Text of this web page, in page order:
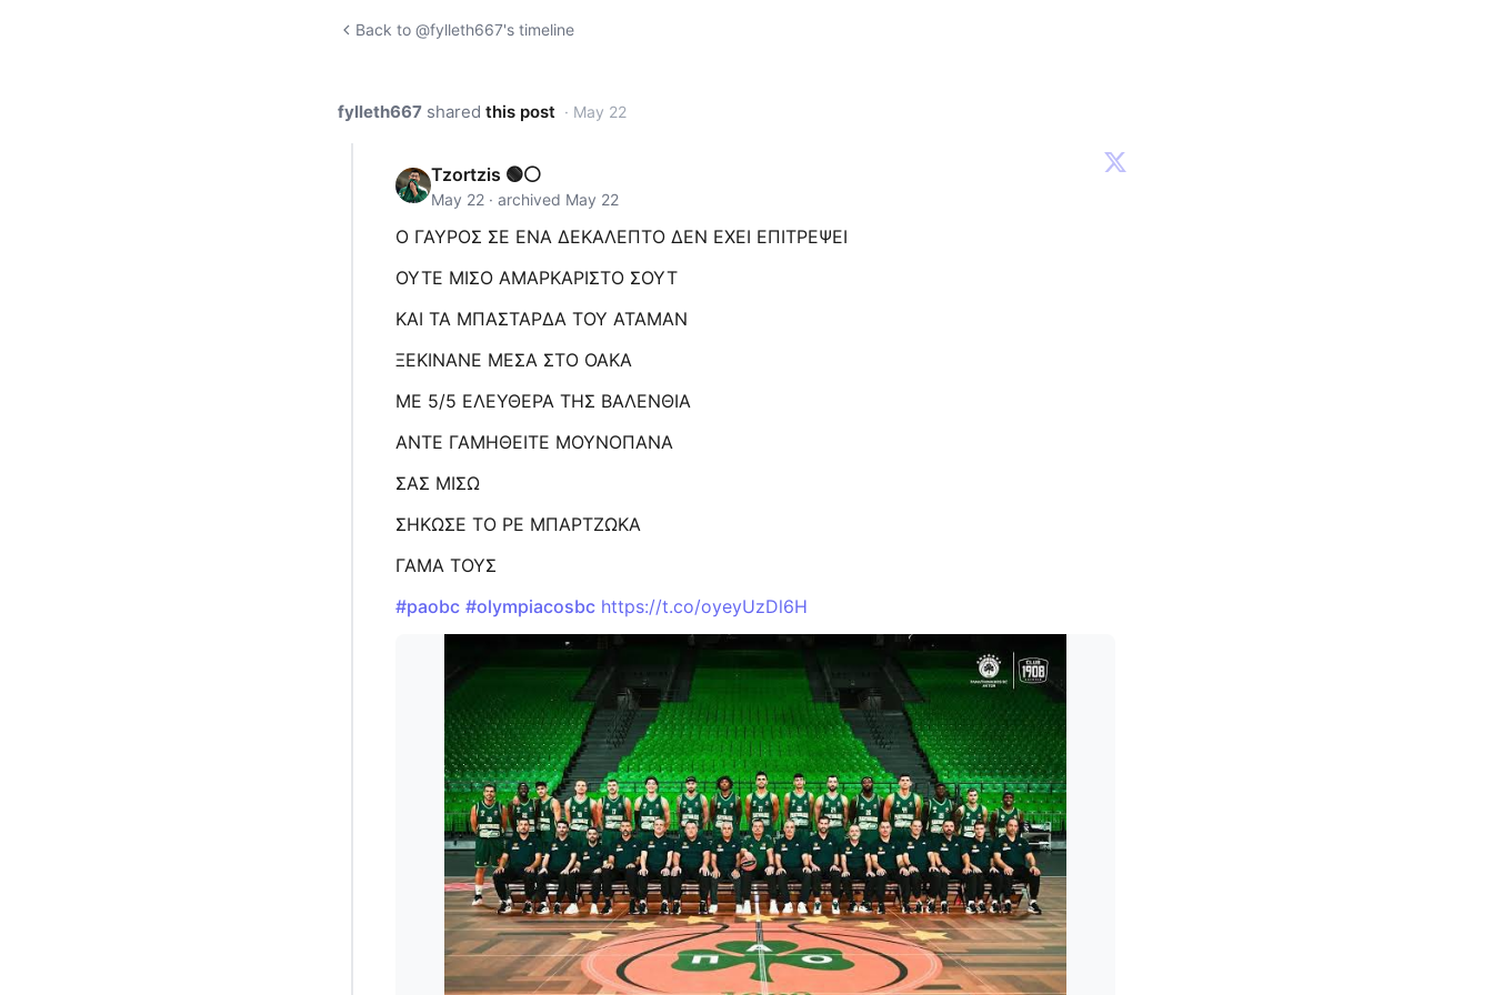
Back to @fylleth667's timeline
fylleth667 shared this post · May 22
Tzortzis 🟢⚪️
May 22 · archived May 22
Ο ΓΑΥΡΟΣ ΣΕ ΕΝΑ ΔΕΚΑΛΕΠΤΟ ΔΕΝ ΕΧΕΙ ΕΠΙΤΡΕΨΕΙ
ΟΥΤΕ ΜΙΣΟ ΑΜΑΡΚΑΡΙΣΤΟ ΣΟΥΤ
ΚΑΙ ΤΑ ΜΠΑΣΤΑΡΔΑ ΤΟΥ ΑΤΑΜΑΝ
ΞΕΚΙΝΑΝΕ ΜΕΣΑ ΣΤΟ ΟΑΚΑ
ΜΕ 5/5 ΕΛΕΥΘΕΡΑ ΤΗΣ ΒΑΛΕΝΘΙΑ
ΑΝΤΕ ΓΑΜΗΘΕΙΤΕ ΜΟΥΝΟΠΑΝΑ
ΣΑΣ ΜΙΣΩ
ΣΗΚΩΣΕ ΤΟ ΡΕ ΜΠΑΡΤΖΩΚΑ
ΓΑΜΑ ΤΟΥΣ
#paobc #olympiacosbc https://t.co/oyeyUzDl6H